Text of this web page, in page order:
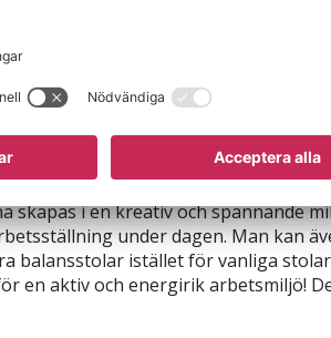
tänker på företagets mål och
ett öppet kontor med många
ge rätt förutsättningar för
arbete är en viktig
när du vill sänka ljudnivån
i en kreativ och spännande
under dagen. Man kan
istället för vanliga
en aktiv och energirik arbetsmiljö!